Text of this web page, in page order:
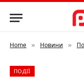
Home » Новини »
ПОДІЇ